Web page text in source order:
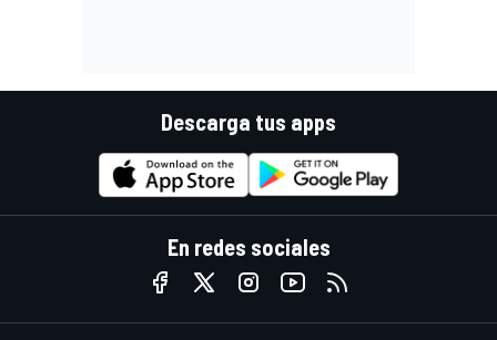
Descarga tus apps
En redes sociales